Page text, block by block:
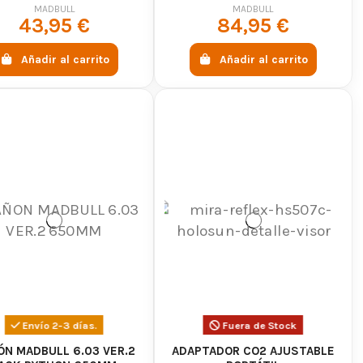
airsoft, bocachas y diferentes accesorios tácticos
con muchas réplicas?
online con envío rápido, pago seguro y una
SNIPERS - GRIS
MADBULL
43,95 €
Añadir al carrito
MADBULL
84,95 €
Añadir al carrito
Envío 2-3 días.
MADBULL 6.03 VER.2
Fuera de Stock
ADAPTADOR CO2 AJUSTABLE